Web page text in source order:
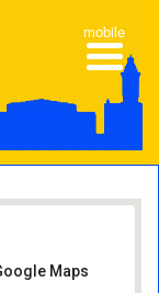
Maps
mobile